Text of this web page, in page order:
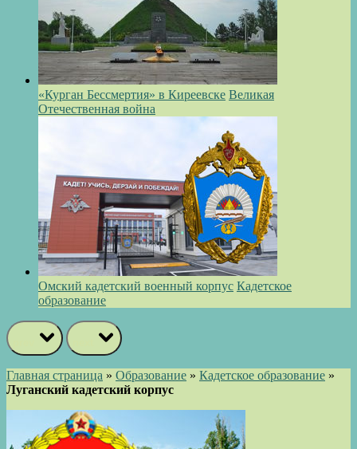
«Курган Бессмертия» в Киреевске Великая
Отечественная война
Омский кадетский военный корпус Кадетское
образование
Главная страница » Образование » Кадетское образование »
Луганский кадетский корпус